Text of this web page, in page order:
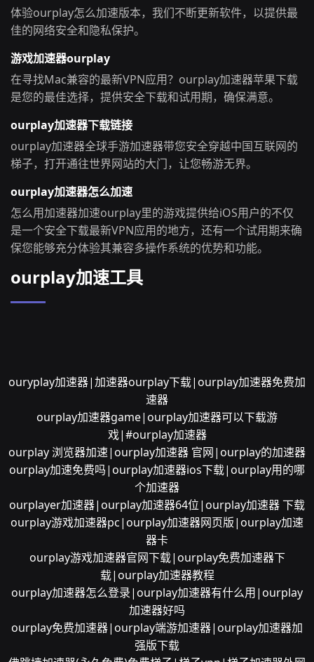
体验ourplay怎么加速版本，我们不断更新软件，以提供最
佳的网络安全和隐私保护。
游戏加速器ourplay
在寻找Mac兼容的最新VPN应用？ourplay加速器苹果下载
是您的最佳选择，提供安全下载和试用期，确保满意。
ourplay加速器下载链接
ourplay加速器全球手游加速器带您安全穿越中国互联网的
梯子，打开通往世界网站的大门，让您畅游无界。
ourplay加速器怎么加速
怎么用加速器加速ourplay里的游戏提供给iOS用户的不仅
是一个安全下载最新VPN应用的地方，还有一个试用期来确
保您能够充分体验其兼容多操作系统的优势和功能。
ourplay加速工具
ouryplay加速器|加速器ourplay下载|ourplay加速器免费加
速器
ourplay加速器game|ourplay加速器可以下载游
戏|#ourplay加速器
ourplay 浏览器加速|ourplay加速器 官网|ourplay的加速器
ourplay加速免费吗|ourplay加速器ios下载|ourplay用的哪
个加速器
ourplayer加速器|ourplay加速器64位|ourplay加速器 下载
ourplay游戏加速器pc|ourplay加速器网页版|ourplay加速
器卡
ourplay游戏加速器官网下载|ourplay免费加速器下
载|ourplay加速器教程
ourplay加速器怎么登录|ourplay加速器有什么用|ourplay
加速器好吗
ourplay免费加速器|ourplay端游加速器|ourplay加速器加
强版下载